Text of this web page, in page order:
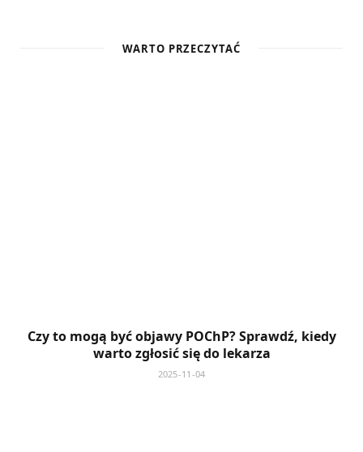
WARTO PRZECZYTAĆ
Czy to mogą być objawy POChP? Sprawdź, kiedy
warto zgłosić się do lekarza
2025-11-04